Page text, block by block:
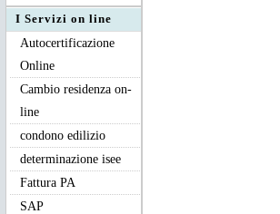
I Servizi on line
Autocertificazione
Online
Cambio residenza on-
line
condono edilizio
determinazione isee
Fattura PA
SAP